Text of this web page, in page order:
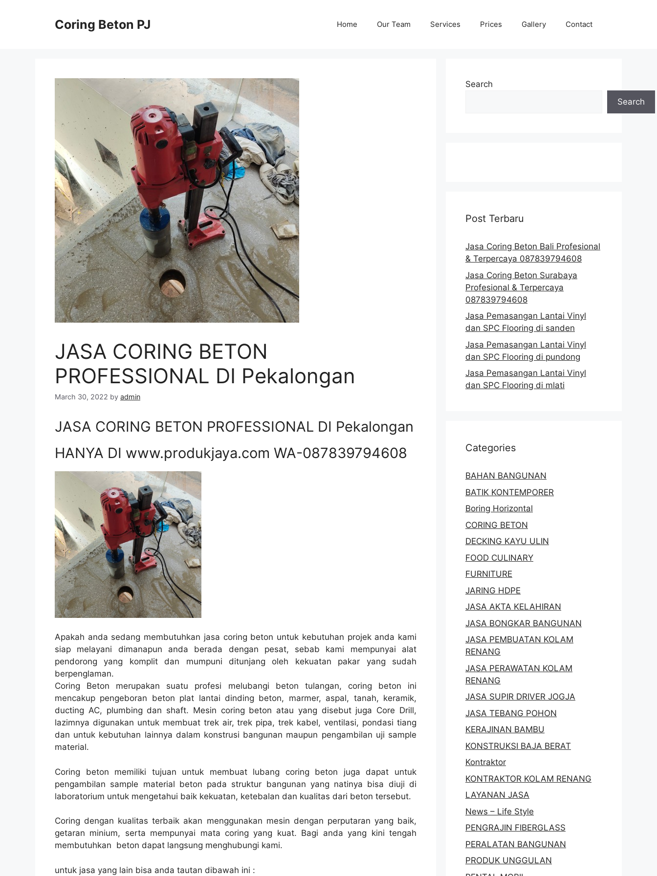
Coring Beton PJ Home Our Team Services Prices Gallery Contact
JASA CORING BETON
PROFESSIONAL DI Pekalongan
March 30, 2022 by admin
JASA CORING BETON PROFESSIONAL DI Pekalongan
HANYA DI www.produkjaya.com WA-087839794608
Apakah anda sedang membutuhkan jasa coring beton untuk kebutuhan projek anda kami
siap melayani dimanapun anda berada dengan pesat, sebab kami mempunyai alat
pendorong yang komplit dan mumpuni ditunjang oleh kekuatan pakar yang sudah
berpenglaman.
Coring Beton merupakan suatu profesi melubangi beton tulangan, coring beton ini
mencakup pengeboran beton plat lantai dinding beton, marmer, aspal, tanah, keramik,
ducting AC, plumbing dan shaft. Mesin coring beton atau yang disebut juga Core Drill,
lazimnya digunakan untuk membuat trek air, trek pipa, trek kabel, ventilasi, pondasi tiang
dan untuk kebutuhan lainnya dalam konstrusi bangunan maupun pengambilan uji sample
material.
Coring beton memiliki tujuan untuk membuat lubang coring beton juga dapat untuk
pengambilan sample material beton pada struktur bangunan yang natinya bisa diuji di
laboratorium untuk mengetahui baik kekuatan, ketebalan dan kualitas dari beton tersebut.
Coring dengan kualitas terbaik akan menggunakan mesin dengan perputaran yang baik,
getaran minium, serta mempunyai mata coring yang kuat. Bagi anda yang kini tengah
membutuhkan beton dapat langsung menghubungi kami.
untuk jasa yang lain bisa anda tautan dibawah ini :
Search
Search
Post Terbaru
Jasa Coring Beton Bali Profesional
& Terpercaya 087839794608
Jasa Coring Beton Surabaya
Profesional & Terpercaya
087839794608
Jasa Pemasangan Lantai Vinyl
dan SPC Flooring di sanden
Jasa Pemasangan Lantai Vinyl
dan SPC Flooring di pundong
Jasa Pemasangan Lantai Vinyl
dan SPC Flooring di mlati
Categories
BAHAN BANGUNAN
BATIK KONTEMPORER
Boring Horizontal
CORING BETON
DECKING KAYU ULIN
FOOD CULINARY
FURNITURE
JARING HDPE
JASA AKTA KELAHIRAN
JASA BONGKAR BANGUNAN
JASA PEMBUATAN KOLAM
RENANG
JASA PERAWATAN KOLAM
RENANG
JASA SUPIR DRIVER JOGJA
JASA TEBANG POHON
KERAJINAN BAMBU
KONSTRUKSI BAJA BERAT
Kontraktor
KONTRAKTOR KOLAM RENANG
LAYANAN JASA
News – Life Style
PENGRAJIN FIBERGLASS
PERALATAN BANGUNAN
PRODUK UNGGULAN